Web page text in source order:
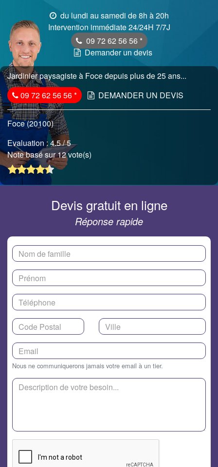
du lundi au samedi de 8h à 20h
Intervention immédiate 24/24H 7/7J
09 72 62 56 56 *
Demander un devis
Jardinier paysagiste à Foce depuis plus de 25 ans...
09 72 62 56 56* DEMANDER UN DEVIS
Foce (20100)
Evaluation :4.5/ 5
Note basé sur 12 vote(s)
Devis gratuit en ligne
Réponse rapide
Nous ne communiquerons jamais votre email à un tier.